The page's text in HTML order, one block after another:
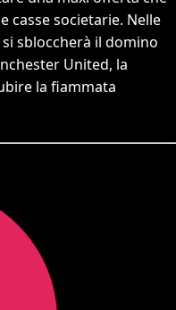
casse societarie. Nelle
sbloccherà il domino
United, la
la fiammata